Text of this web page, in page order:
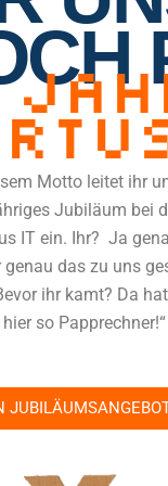
Motto leitet ihr
Jubiläum bei
IT ein. Ihr? Ja
genau das zu uns
ihr kamt? Da
so Papprechner!“